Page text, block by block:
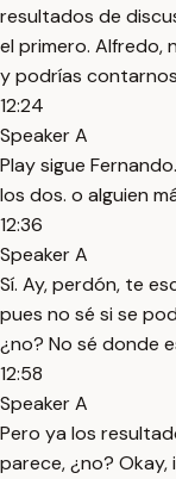
resultados de
el primero. Alfredo,
y podrías
12:24
Speaker A
Play sigue
los dos. o alguien
12:36
Speaker A
Sí. Ay, perdón, te
pues no sé si se
¿no? No sé donde
12:58
Speaker A
Pero ya los
parece, ¿no? Okay,